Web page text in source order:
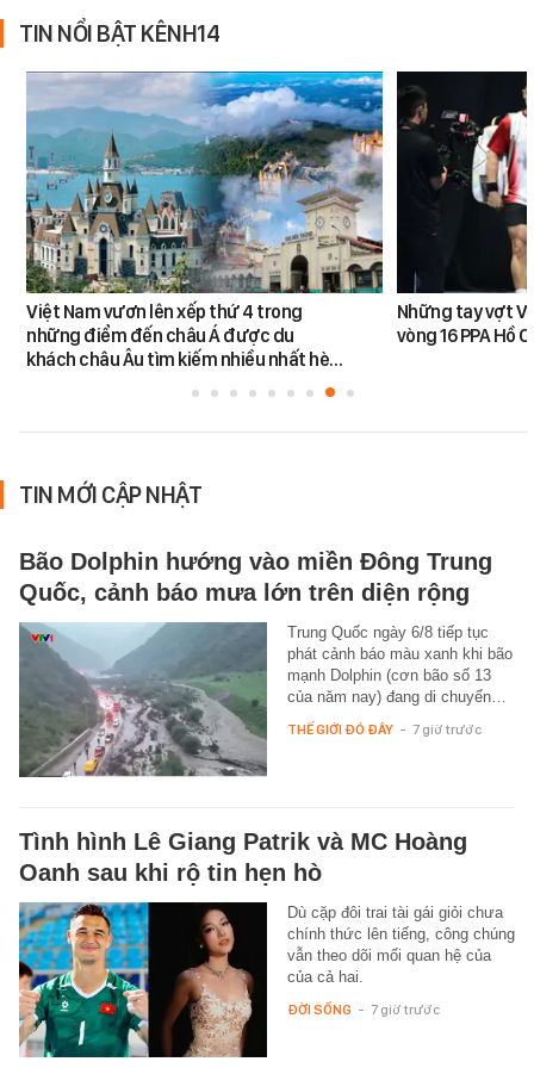
TIN NỔI BẬT KÊNH14
Việt Nam vươn lên xếp thứ 4 trong
những điểm đến châu Á được du
khách châu Âu tìm kiếm nhiều nhất hè…
Những tay vợt
vòng 16 PPA Hồ
TIN MỚI CẬP NHẬT
Bão Dolphin hướng vào miền Đông Trung
Quốc, cảnh báo mưa lớn trên diện rộng
Trung Quốc ngày 6/8 tiếp tục
phát cảnh báo màu xanh khi bão
mạnh Dolphin (cơn bão số 13
của năm nay) đang di chuyển…
THẾ GIỚI ĐÓ ĐÂY - 7 giờ trước
Tình hình Lê Giang Patrik và MC Hoàng
Oanh sau khi rộ tin hẹn hò
Dù cặp đôi trai tài gái giỏi chưa
chính thức lên tiếng, công chúng
vẫn theo dõi mối quan hệ của
của cả hai.
ĐỜI SỐNG - 7 giờ trước